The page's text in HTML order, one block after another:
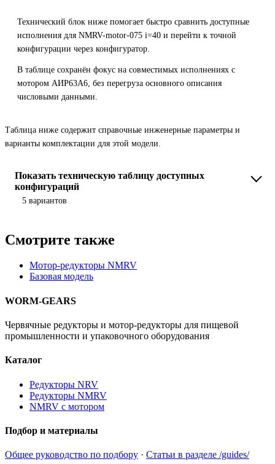
Технический блок ниже помогает быстро сравнить доступные
исполнения для NMRV-motor-075 i=40 и перейти к точной
конфигурации через конфигуратор.
В таблице сохранён фокус на совместимых исполнениях с
мотором АИР63A6, без перегруза основного описания
числовыми данными.
Таблица ниже содержит справочные инженерные параметры и
варианты комплектации для этой модели.
Показать техническую таблицу доступных
конфигураций
5 вариантов
Смотрите также
Мотор-редукторы NMRV
Базовая модель
WORM-GEARS
Червячные редукторы и мотор-редукторы для пищевой
промышленности и упаковочного оборудования
Каталог
Редукторы NRV
Редукторы NMRV
NMRV с мотором
Подбор и материалы
Общее руководство по подбору · Статьи в разделе /guides/